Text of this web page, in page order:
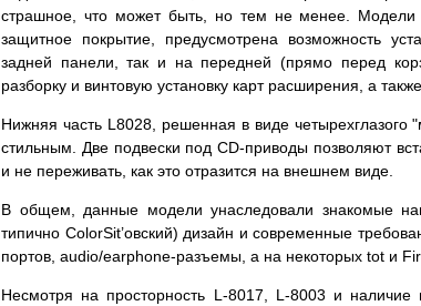
страшное, что может быть, но тем не менее. Модели
защитное покрытие, предусмотрена возможность
задней панели, так и на передней (прямо перед
разборку и винтовую установку карт расширения, а
Нижняя часть L8028, решенная в виде четырехглазого
стильным. Две подвески под CD-приводы позволяют
и не переживать, как это отразится на внешнем виде.
В общем, данные модели унаследовали знакомые
типично ColorSit’овский) дизайн и современные
портов, audio/earphone-разъемы, а на некоторых tot и
Несмотря на просторность L-8017, L-8003 и наличие